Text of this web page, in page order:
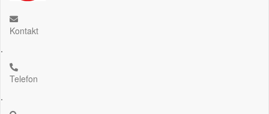
Kontakt
.
Telefon
.